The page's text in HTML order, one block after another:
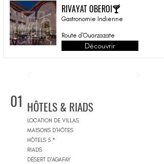
RIVAYAT OBEROI🍸
Gastronomie Indienne
Route d'Ouarzazate
Découvrir
01 HÔTELS & RIADS
LOCATION DE VILLAS
MAISONS D'HÔTES
HÔTELS 5 *
RIADS
DÉSERT D'AGAFAY